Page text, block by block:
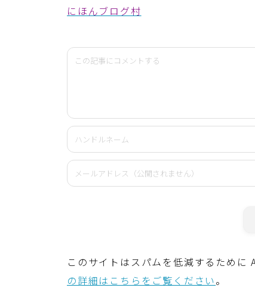
にほんブログ村
このサイトはスパムを低減するために
の詳細はこちらをご覧ください。